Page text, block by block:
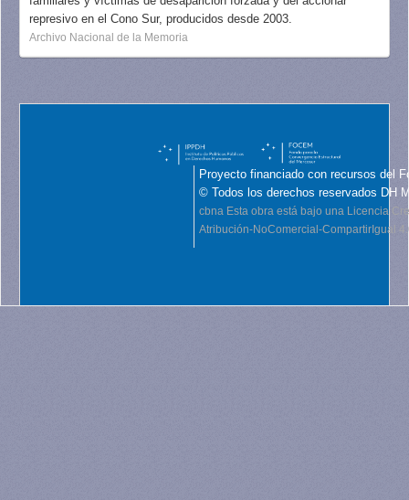
represivo en el Cono Sur, producidos desde 2003.
Archivo Nacional de la Memoria
Proyecto financiado con recursos del
© Todos los derechos reservados DH
cbna Esta obra está bajo una Licencia
Atribución-NoComercial-CompartirIgual